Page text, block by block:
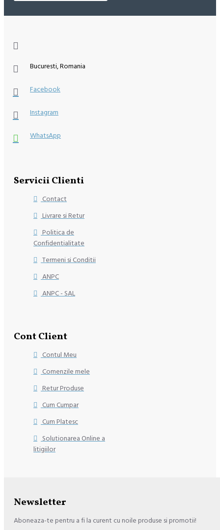
Bucuresti, Romania
Facebook
Instagram
WhatsApp
Servicii Clienti
Contact
Livrare si Retur
Politica de
Confidentialitate
Termeni si Conditii
ANPC
ANPC - SAL
Cont Client
Contul Meu
Comenzile mele
Retur Produse
Cum Cumpar
Cum Platesc
Solutionarea Online a
litigiilor
Newsletter
Aboneaza-te pentru a fi la curent cu noile produse si promotii!